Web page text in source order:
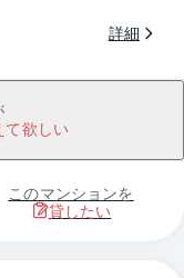
詳細
て欲しい
このマンションを
貸したい